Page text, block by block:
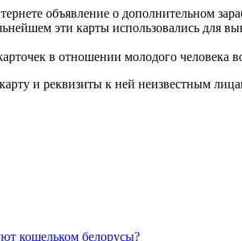
объявление о дополнительном
эти карты использовались
в отношении молодого человека
и реквизиты к ней неизвестным
кошельком белорусы?